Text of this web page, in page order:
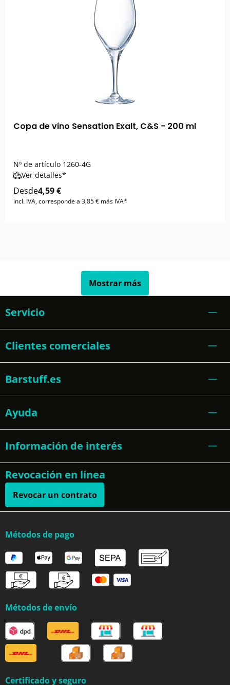
Copa de vino Sensation Exalt, C&S - 200 ml
Nº de artículo 1260-4G
Ver detalles*
Desde4,59 €
incl. IVA, corresponde a 3,85 € más IVA*
Mostrar más
Servicio
Clientes comerciales
Barstuff.es
Ayuda
Información de interés
Revocación en línea
Revocar un contrato
Métodos de pago
Métodos de envío
Certificado y seguro